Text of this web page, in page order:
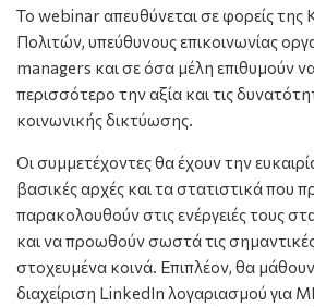
Το webinar απευθύνεται σε φορείς της
Πολιτών, υπεύθυνους επικοινωνίας
managers και σε όσα μέλη επιθυμούν
περισσότερο την αξία και τις
κοινωνικής δικτύωσης.
Οι συμμετέχοντες θα έχουν την
βασικές αρχές και τα στατιστικά που
παρακολουθούν στις ενέργειές τους
και να προωθούν σωστά τις
στοχευμένα κοινά. Επιπλέον, θα
διαχείριση LinkedIn λογαριασμού για